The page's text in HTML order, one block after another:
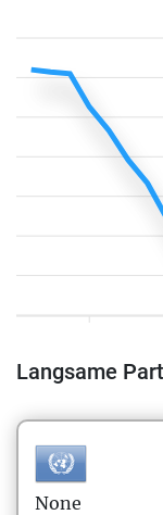
Langsame
None